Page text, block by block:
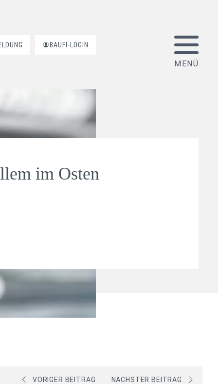
BAUFI-LOGIN
im Osten
VORIGER BEITRAG NÄCHSTER BEITRAG